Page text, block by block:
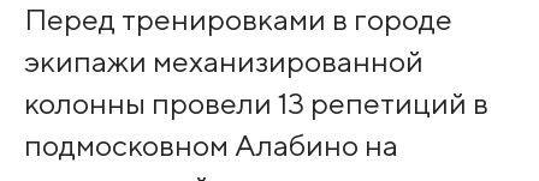
Перед тренировками в городе
экипажи механизированной
колонны провели 13 репетиций в
подмосковном Алабино на